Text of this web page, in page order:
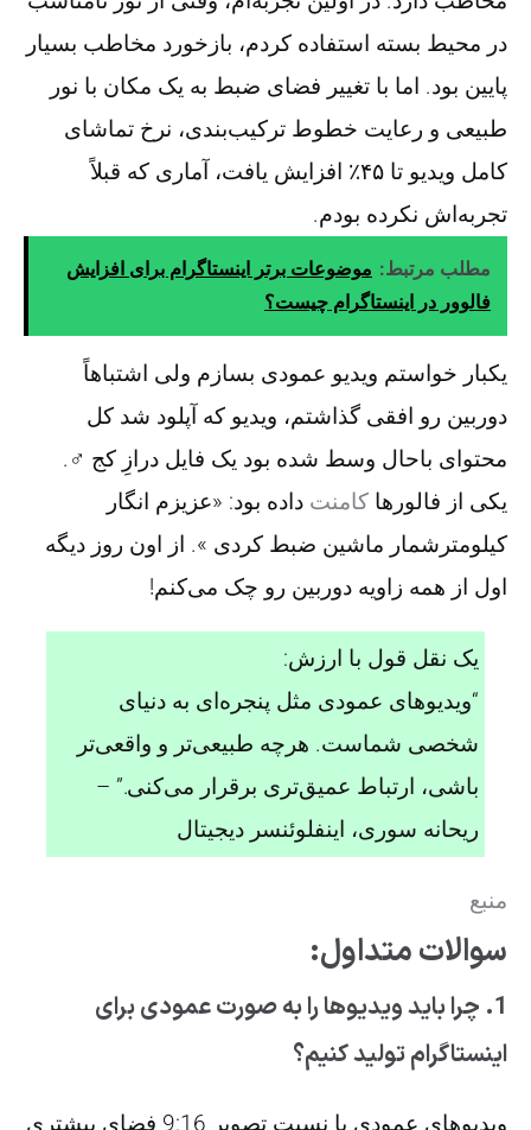
در محیط بسته استفاده کردم، بازخورد مخاطب بسیار
پایین بود. اما با تغییر فضای ضبط به یک مکان با نور
طبیعی و رعایت خطوط ترکیب‌بندی، نرخ تماشای
کامل ویدیو تا ۴۵٪ افزایش یافت، آماری که قبلاً
تجربه‌اش نکرده بودم.
مطلب مرتبط: موضوعات برتر اینستاگرام برای افزایش
فالوور در اینستاگرام چیست؟
یکبار خواستم ویدیو عمودی بسازم ولی اشتباهاً
دوربین رو افقی گذاشتم، ویدیو که آپلود شد کل
محتوای باحال وسط شده بود یک فایل درازِ کج ‍♂️.
یکی از فالورها کامنت داده بود: «عزیزم انگار
کیلومترشمار ماشین ضبط کردی ». از اون روز دیگه
اول از همه زاویه دوربین رو چک می‌کنم!
یک نقل قول با ارزش:
“ویدیوهای عمودی مثل پنجره‌ای به دنیای
شخصی شماست. هرچه طبیعی‌تر و واقعی‌تر
باشی، ارتباط عمیق‌تری برقرار می‌کنی.” –
ریحانه سوری، اینفلوئنسر دیجیتال
منبع
سوالات متداول:
1. چرا باید ویدیوها را به صورت عمودی برای
اینستاگرام تولید کنیم؟
ویدیوهای عمودی با نسبت تصویر 9:16 فضای بیشتری